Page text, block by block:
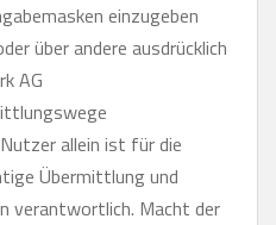
einzugeben
über andere ausdrücklich
AG
allein ist für die
Übermittlung und
verantwortlich. Macht der